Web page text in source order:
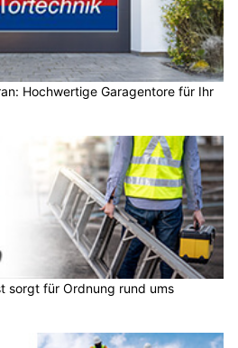
Hochwertige Garagentore für Ihr
sorgt für Ordnung rund ums